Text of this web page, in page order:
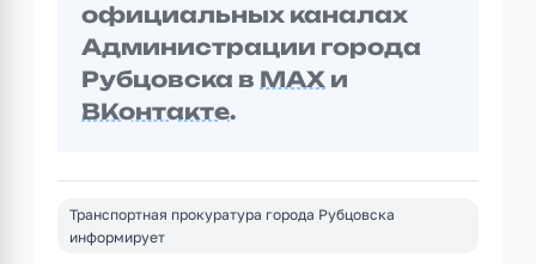
официальных каналах
Администрации города
Рубцовска в MAX и
ВКонтакте.
Транспортная прокуратура города Рубцовска
информирует